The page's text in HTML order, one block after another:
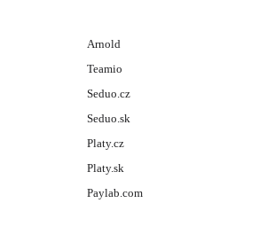
Arnold
Teamio
Seduo.cz
Seduo.sk
Platy.cz
Platy.sk
Paylab.com